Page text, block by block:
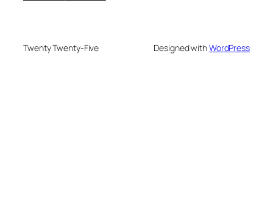
Twenty Twenty-Five Designed withWordPress